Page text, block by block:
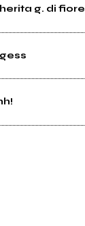
g. di fiore